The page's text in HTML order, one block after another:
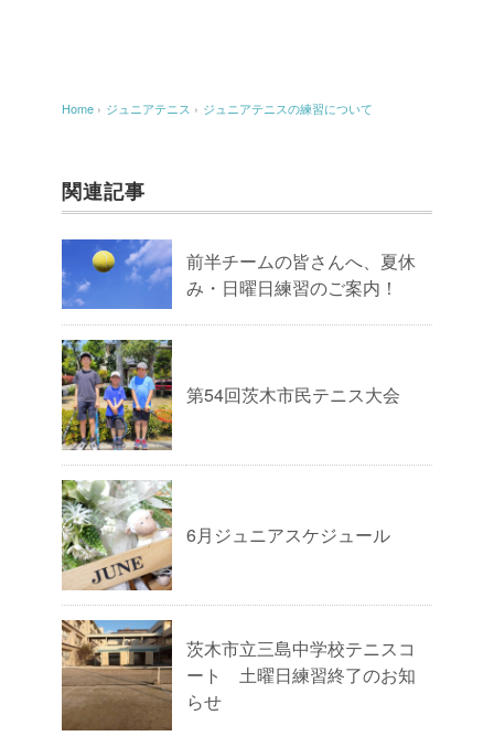
Home › ジュニアテニス › ジュニアテニスの練習について
関連記事
前半チームの皆さんへ、夏休
み・日曜日練習のご案内！
第54回茨木市民テニス大会
6月ジュニアスケジュール
茨木市立三島中学校テニスコ
ート 土曜日練習終了のお知
らせ